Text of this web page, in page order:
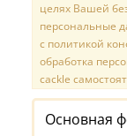
целях Вашей
персональные
с политикой
обработка
cackle
Основная